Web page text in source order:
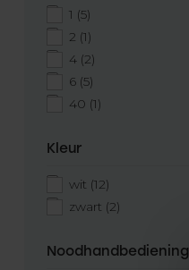
1 (5)
2 (1)
4 (2)
6 (5)
40 (1)
Kleur
wit (12)
zwart (2)
Noodhandbediening